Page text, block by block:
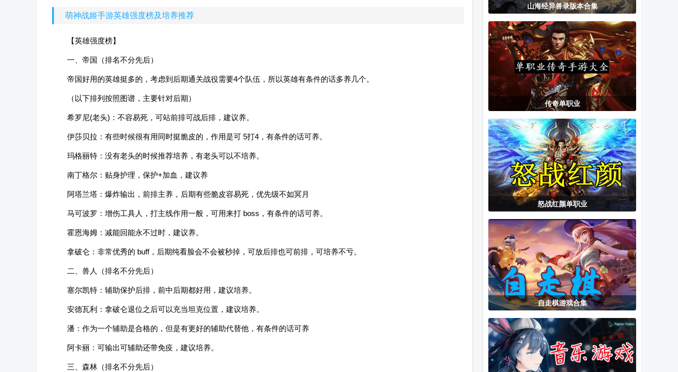
萌神战姬手游英雄强度榜及培养推荐
【英雄强度榜】
一、帝国（排名不分先后）
帝国好用的英雄挺多的，考虑到后期通关战役需要4个队伍，所以英雄有条件的话多养几个。
（以下排列按照图谱，主要针对后期）
希罗尼(老头)：不容易死，可站前排可战后排，建议养。
伊莎贝拉：有些时候很有用同时挺脆皮的，作用是可 5打4，有条件的话可养。
玛格丽特：没有老头的时候推荐培养，有老头可以不培养。
南丁格尔：贴身护理，保护+加血，建议养
阿塔兰塔：爆炸输出，前排主养，后期有些脆皮容易死，优先级不如冥月
马可波罗：增伤工具人，打主线作用一般，可用来打 boss，有条件的话可养。
霍恩海姆：减能回能永不过时，建议养。
拿破仑：非常优秀的 buff，后期纯看脸会不会被秒掉，可放后排也可前排，可培养不亏。
二、兽人（排名不分先后）
塞尔凯特：辅助保护后排，前中后期都好用，建议培养。
安德瓦利：拿破仑退位之后可以充当坦克位置，建议培养。
潘：作为一个辅助是合格的，但是有更好的辅助代替他，有条件的话可养
阿卡丽：可输出可辅助还带免疫，建议培养。
三、森林（排名不分先后）
口(手游辅助工
具)
虫小店免费版
手机版
超级肌肉猫
死亡之路加拿
大汉化版NS移
植版
使命召唤手游
老樊游戏助手
app
百战祖玛高爆
传奇游戏
放置游戏开发
模拟器手机版
口袋妖怪究极
绿宝石手游
山海经异兽录版本合集
传奇单职业
怒战红颜单职业
自走棋游戏合集